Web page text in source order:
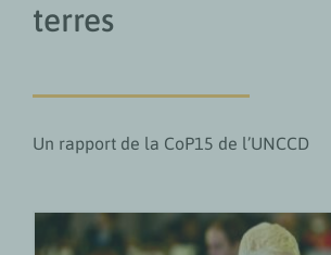
terres
Un rapport de la CoP15 de l’UNCCD